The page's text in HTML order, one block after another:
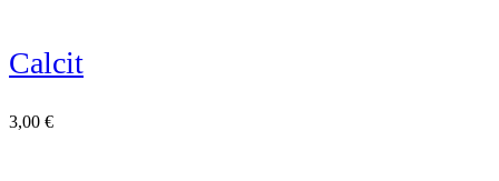
Calcit
3,00 €